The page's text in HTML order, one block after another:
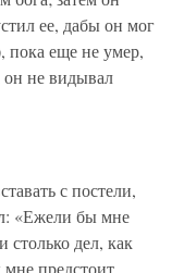
ее, дабы он мог
пока еще не умер,
он не видывал
с постели,
«Ежели бы мне
столько дел, как
предстоит